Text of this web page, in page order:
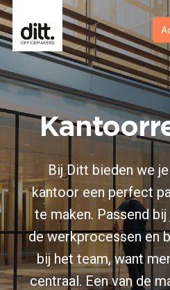
Skip
to
main
content
Bij Ditt bieden we
kantoor een perfect
te maken. Passend
de werkprocessen en
bij het team, want
centraal. Een van de